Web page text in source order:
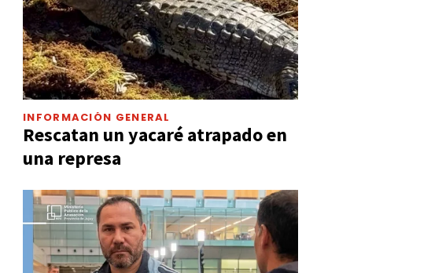
INFORMACIÓN GENERAL
Rescatan un yacaré atrapado en
una represa